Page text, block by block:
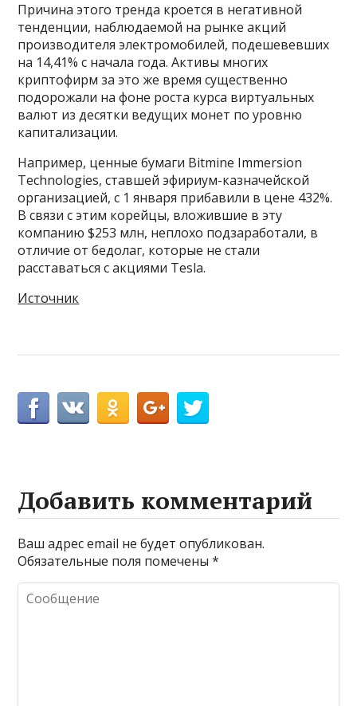
Причина этого тренда кроется в негативной
тенденции, наблюдаемой на рынке акций
производителя электромобилей, подешевевших
на 14,41% с начала года. Активы многих
криптофирм за это же время существенно
подорожали на фоне роста курса виртуальных
валют из десятки ведущих монет по уровню
капитализации.
Например, ценные бумаги Bitmine Immersion
Technologies, ставшей эфириум-казначейской
организацией, с 1 января прибавили в цене 432%.
В связи с этим корейцы, вложившие в эту
компанию $253 млн, неплохо подзаработали, в
отличие от бедолаг, которые не стали
расставаться с акциями Tesla.
Источник
Добавить комментарий
Ваш адрес email не будет опубликован.
Обязательные поля помечены*